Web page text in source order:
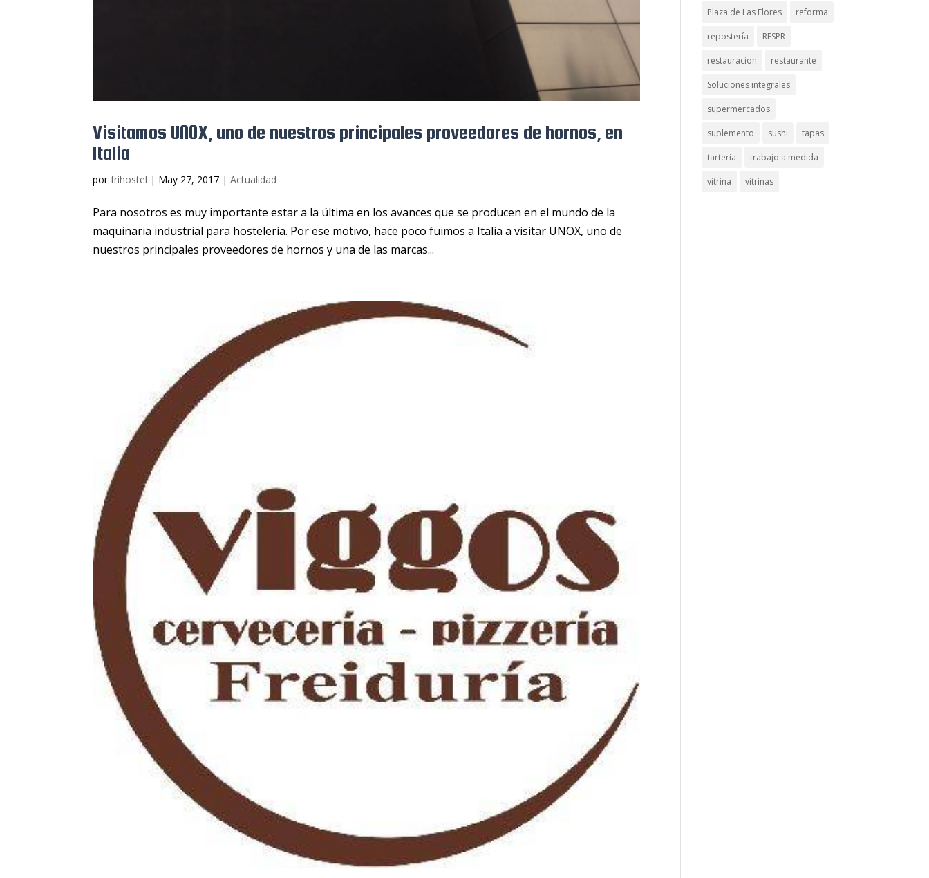
Visitamos UNOX, uno de nuestros principales proveedores de hornos, en
Italia
porfrihostel | May 27, 2017 |Actualidad
Para nosotros es muy importante estar a la última en los avances que se producen en el mundo de la
maquinaria industrial para hostelería. Por ese motivo, hace poco fuimos a Italia a visitar UNOX, uno de
nuestros principales proveedores de hornos y una de las marcas...
Plaza de Las Flores reforma
repostería RESPR
restauracion restaurante
Soluciones integrales
supermercados
suplemento sushi tapas
tarteria trabajo a medida
vitrina vitrinas